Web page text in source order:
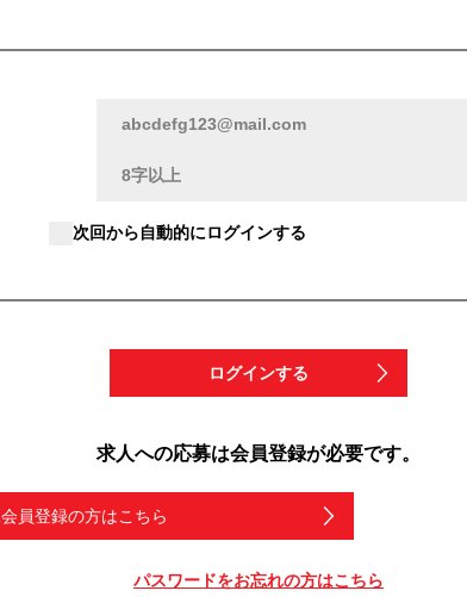
次回から自動的にログインする
ログインする
求人への応募は会員登録が必要です。
員登録の方はこちら
パスワードをお忘れの方はこちら